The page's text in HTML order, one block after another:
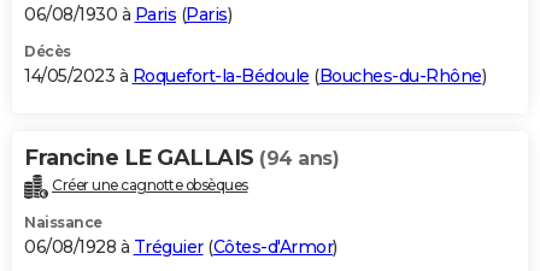
06/08/1930 à Paris (Paris)
Décès
14/05/2023 à Roquefort-la-Bédoule (Bouches-du-Rhône)
Francine LE GALLAIS (94 ans)
Créer une cagnotte obsèques
Naissance
06/08/1928 à Tréguier(Côtes-d'Armor)